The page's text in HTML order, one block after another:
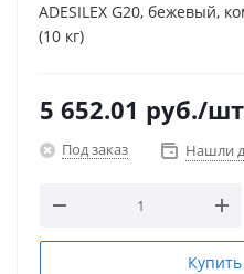
ADESILEX G20, бежевый,
(10 кг)
5 652.01 руб./шт
Под заказ Нашли